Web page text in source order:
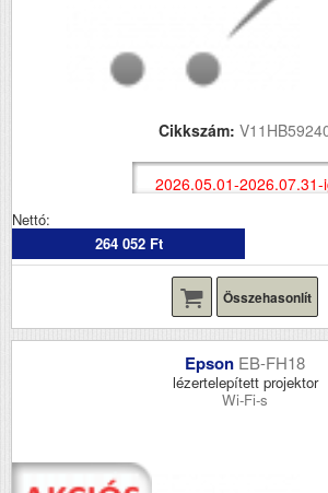
Cikkszám:
2026.05.01-2026.07.31-
Nettó:
264 052 Ft
Összehasonlít
Epson EB-FH18
lézertelepített projektor
Wi-Fi-s